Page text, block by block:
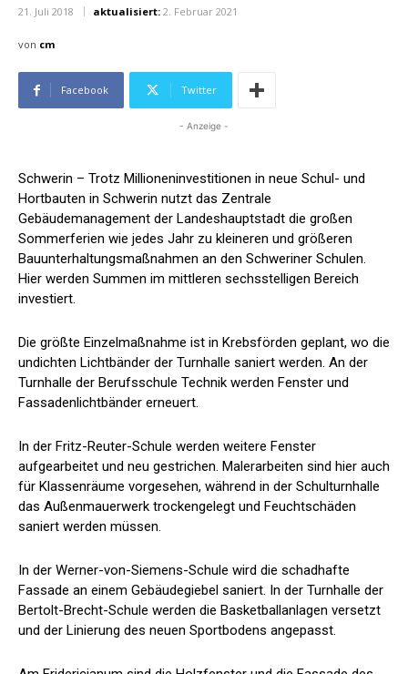
21. Juli 2018 aktualisiert: 2. Februar 2021
von cm
Facebook Twitter
- Anzeige -
Schwerin – Trotz Millioneninvestitionen in neue Schul- und
Hortbauten in Schwerin nutzt das Zentrale
Gebäudemanagement der Landeshauptstadt die großen
Sommerferien wie jedes Jahr zu kleineren und größeren
Bauunterhaltungsmaßnahmen an den Schweriner Schulen.
Hier werden Summen im mittleren sechsstelligen Bereich
investiert.
Die größte Einzelmaßnahme ist in Krebsförden geplant, wo die
undichten Lichtbänder der Turnhalle saniert werden. An der
Turnhalle der Berufsschule Technik werden Fenster und
Fassadenlichtbänder erneuert.
In der Fritz-Reuter-Schule werden weitere Fenster
aufgearbeitet und neu gestrichen. Malerarbeiten sind hier auch
für Klassenräume vorgesehen, während in der Schulturnhalle
das Außenmauerwerk trockengelegt und Feuchtschäden
saniert werden müssen.
In der Werner-von-Siemens-Schule wird die schadhafte
Fassade an einem Gebäudegiebel saniert. In der Turnhalle der
Bertolt-Brecht-Schule werden die Basketballanlagen versetzt
und der Linierung des neuen Sportbodens angepasst.